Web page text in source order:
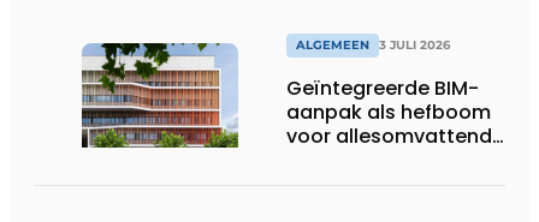
ALGEMEEN 3 JULI 2026
Geïntegreerde BIM-
aanpak als hefboom
voor allesomvattende